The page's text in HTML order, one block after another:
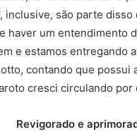
inclusive, são parte disso
haver um entendimento
e estamos entregando
contando que
cresci circulando
Revigorado e